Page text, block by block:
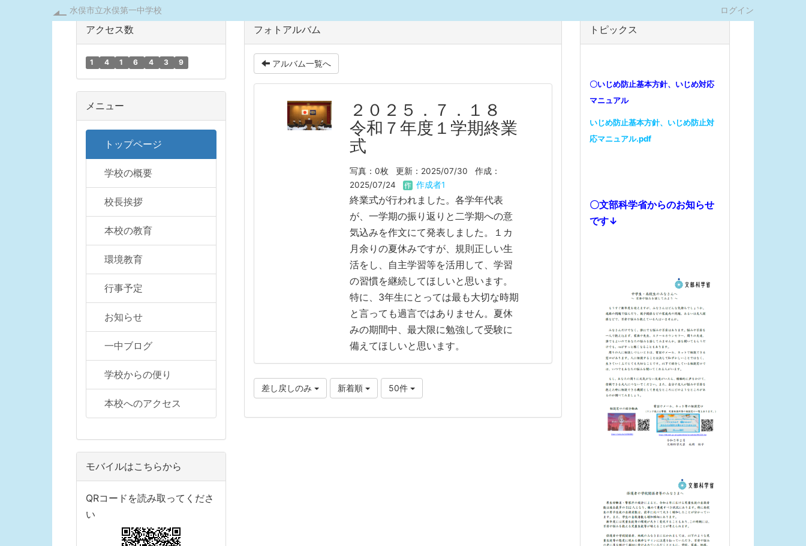
水俣市立水俣第一中学校 ログイン
フォトアルバム
アルバム一覧へ
２０２５．７．１８
令和７年度１学期終業
式
写真：0枚 更新：2025/07/30
作成：
2025/07/24
作成者1
終業式が行われました。各学年代表
が、一学期の振り返りと二学期への意
気込みを作文にて発表しました。１カ
月余りの夏休みですが、規則正しい生
活をし、自主学習等を活用して、学習
の習慣を継続してほしいと思います。
特に、3年生にとっては最も大切な時期
と言っても過言ではありません。夏休
みの期間中、最大限に勉強して受験に
備えてほしいと思います。
差し戻しのみ 新着順 50件
アクセス数
1 4 1 6 4 3 9
メニュー
トップページ
学校の概要
校長挨拶
本校の教育
環境教育
行事予定
お知らせ
一中ブログ
学校からの便り
本校へのアクセス
モバイルはこちらから
QRコードを読み取ってくださ
い
トピックス
〇いじめ防止基本方針、いじめ対応
マニュアル
いじめ防止基本方針、いじめ防止対
応マニュアル.pdf
〇文部科学省からのお知らせ
です↓